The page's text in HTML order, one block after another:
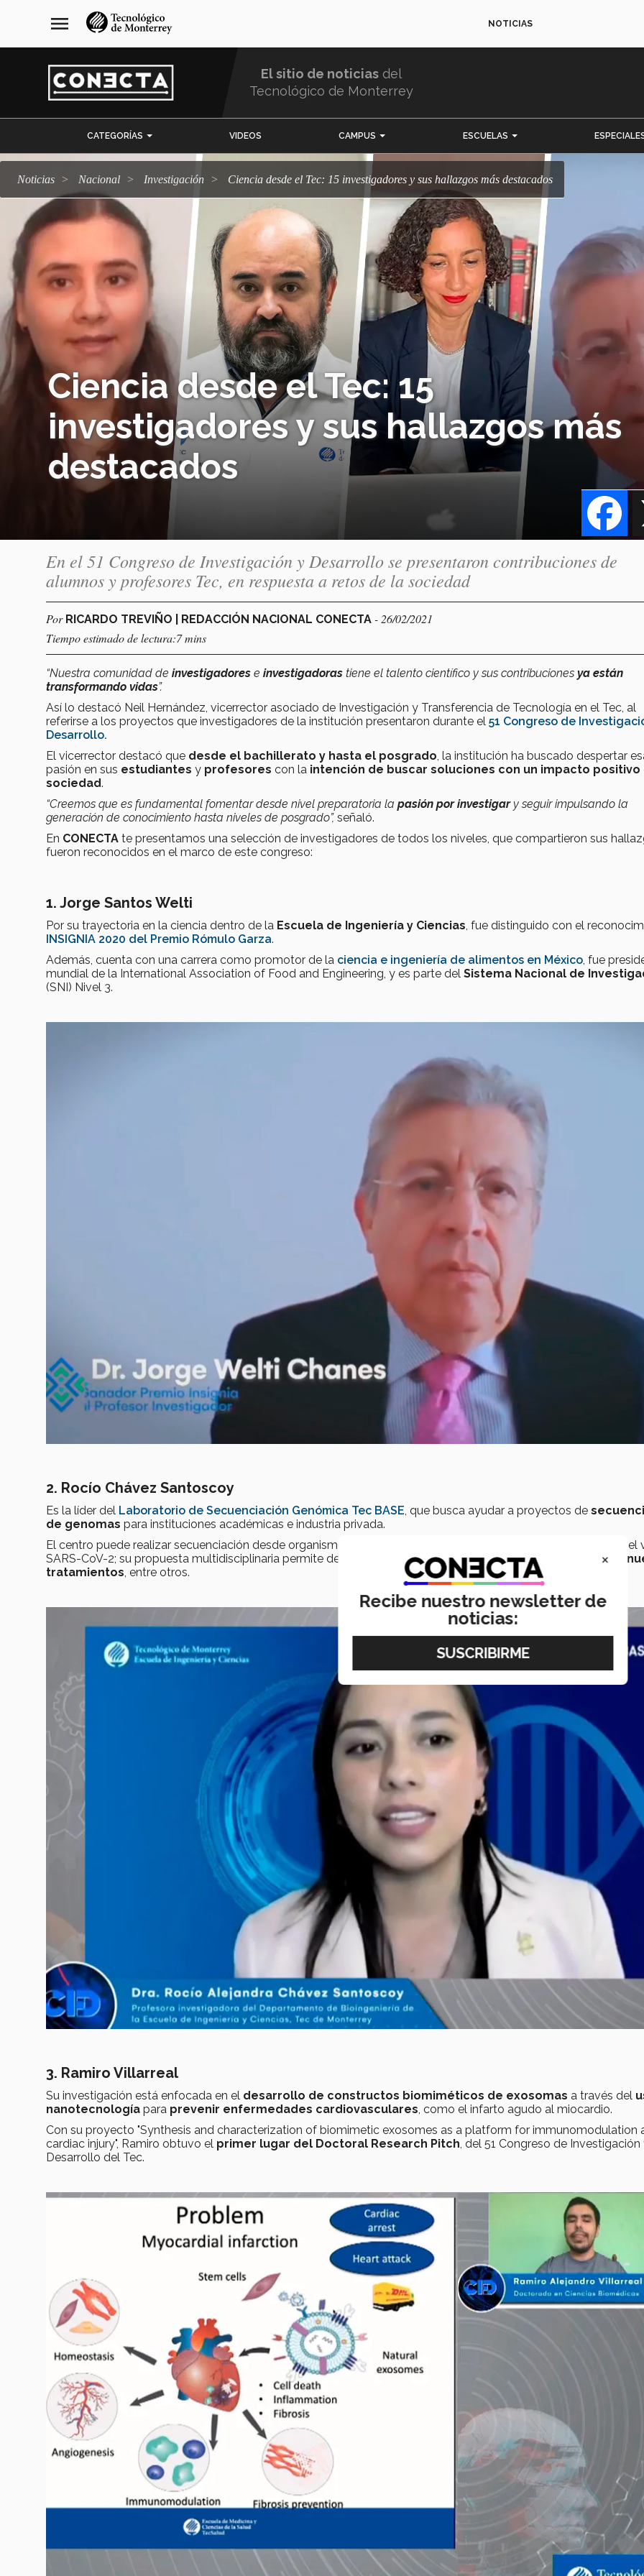
navegación
principal
menu NOTICIAS
El sitio de noticias del
Tecnológico de Monterrey
CATEGORÍAS VIDEOS CAMPUS ESCUELAS
Noticias Nacional Investigación Ciencia desde el Tec: 15 investigadores y sus hallazgos más destacados
Ciencia desde el Tec: 15
investigadores y sus hallazgos más
destacados
En el 51 Congreso de Investigación y Desarrollo se presentaron contribuciones de
alumnos y profesores Tec, en respuesta a retos de la sociedad
Por RICARDO TREVIÑO | REDACCIÓN NACIONAL CONECTA - 26/02/2021
Tiempo estimado de lectura:7 mins
“Nuestra comunidad de investigadores e investigadoras tiene el talento científico y sus contribuciones ya están
transformando vidas”.
Así lo destacó Neil Hernández, vicerrector asociado de Investigación y Transferencia de Tecnología en el Tec, al
referirse a los proyectos que investigadores de la institución presentaron durante el 51 Congreso de
Desarrollo.
El vicerrector destacó que desde el bachillerato y hasta el posgrado, la institución ha buscado despertar
pasión en sus estudiantes y profesores con la intención de buscar soluciones con un impacto positivo
sociedad.
“Creemos que es fundamental fomentar desde nivel preparatoria la pasión por investigary seguir impulsando la
generación de conocimiento hasta niveles de posgrado”, señaló.
En CONECTA te presentamos una selección de investigadores de todos los niveles, que compartieron sus
fueron reconocidos en el marco de este congreso:
1. Jorge Santos Welti
Por su trayectoria en la ciencia dentro de la Escuela de Ingeniería y Ciencias, fue distinguido con el
INSIGNIA 2020 del Premio Rómulo Garza.
Además, cuenta con una carrera como promotor de la ciencia e ingeniería de alimentos en México, fue
mundial de la International Association of Food and Engineering, y es parte del Sistema Nacional de
(SNI) Nivel 3.
2. Rocío Chávez Santoscoy
Es la líder del Laboratorio de Secuenciación Genómica Tec BASE, que busca ayudar a proyectos de
de genomas para instituciones académicas e industria privada.
El centro puede realizar secuenciación desde organismos complejos hasta organismos microscópicos, como el
SARS-CoV-2; su propuesta multidisciplinaria permite desarrollar proyectos de salud pública, diagnóstico y
tratamientos, entre otros.
3. Ramiro Villarreal
Su investigación está enfocada en el desarrollo de constructos biomiméticos de exosomas a través del
nanotecnología para prevenir enfermedades cardiovasculares como el infarto agudo al miocardio.
Con su proyecto "Synthesis and characterization of biomimetic exosomes as a platform for immunomodulation
cardiac injury", Ramiro obtuvo el primer lugar del Doctoral Research Pitch , del 51 Congreso de Investigación
Desarrollo del Tec.
×
Recibe nuestro newsletter de
noticias: